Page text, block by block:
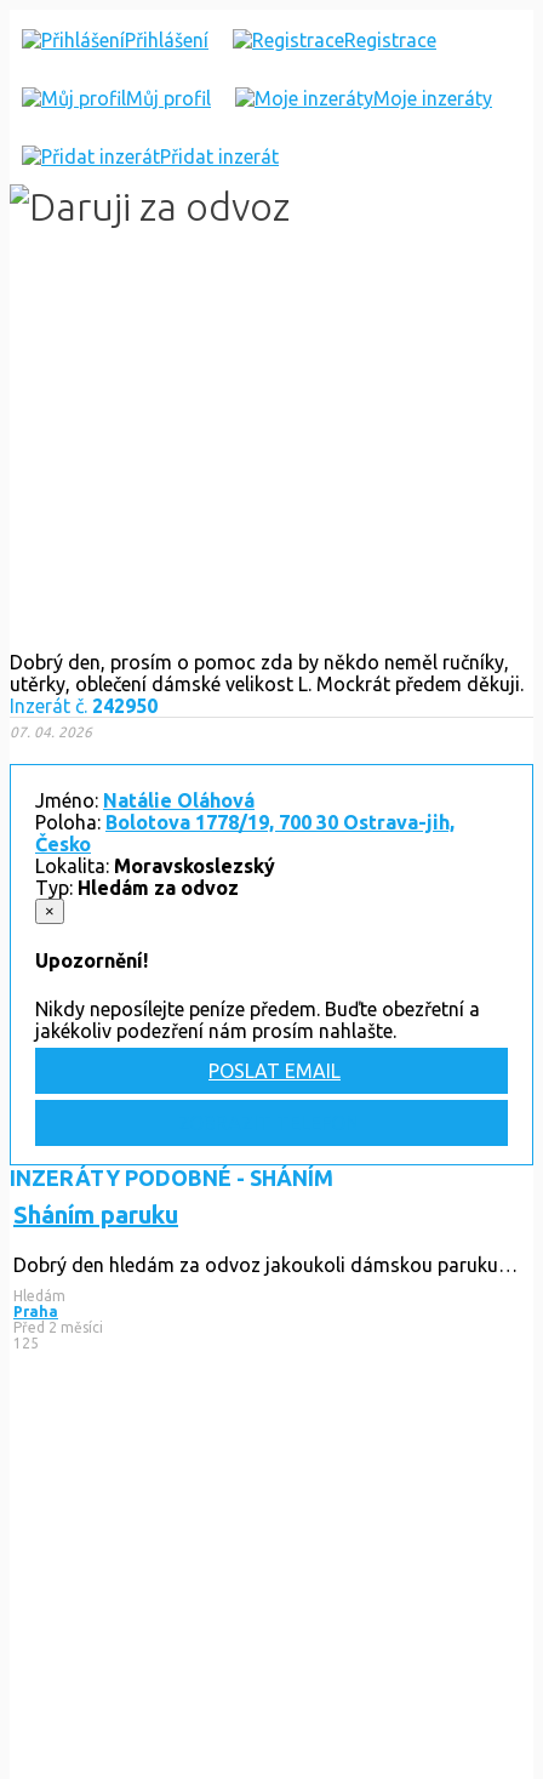
Přihlášení Registrace
Můj profil Moje inzeráty
Přidat inzerát
SHÁNÍM
Dobrý den, prosím o pomoc zda by někdo neměl ručníky,
utěrky, oblečení dámské velikost L. Mockrát předem děkuji.
Inzerát č. 242950
07. 04. 2026
Jméno: Natálie Oláhová
Poloha: Bolotova 1778/19, 700 30 Ostrava-jih,
Česko
Lokalita: Moravskoslezský
Typ: Hledám za odvoz
×
Upozornění!
Nikdy neposílejte peníze předem. Buďte obezřetní a
jakékoliv podezření nám prosím nahlašte.
POSLAT EMAIL
INZERÁTY PODOBNÉ - SHÁNÍM
Sháním paruku
Dobrý den hledám za odvoz jakoukoli dámskou paruku…
Hledám
Praha
Před 2 měsíci
125